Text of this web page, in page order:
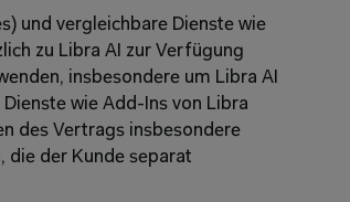
und vergleichbare Dienste wie
zu Libra AI zur Verfügung
insbesondere um Libra AI
wie Add-Ins von Libra
des Vertrags insbesondere
die der Kunde separat